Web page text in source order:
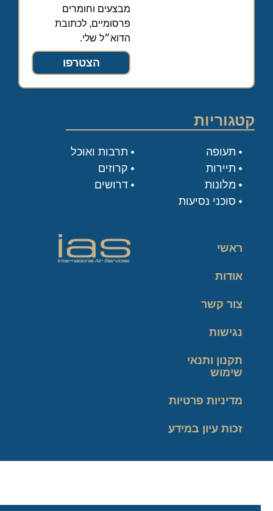
מבצעים וחומרים
פרסומיים, לכתובת
הדוא״ל שלי.
הצטרפו
קטגוריות
תעופה
תיירות
מלונות
סוכני נסיעות
תרבות ואוכל
קרוזים
דרושים
ראשי
אודות
צור קשר
נגישות
תקנון ותנאי
שימוש
מדיניות פרטיות
זכות עיון במידע